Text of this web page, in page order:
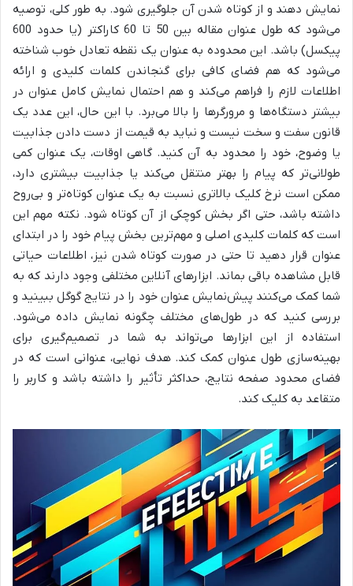
نمایش دهند و از کوتاه شدن آن جلوگیری شود. به طور کلی، توصیه
می‌شود که طول عنوان مقاله بین 50 تا 60 کاراکتر (یا حدود 600
پیکسل) باشد. این محدوده به عنوان یک نقطه تعادل خوب شناخته
می‌شود که هم فضای کافی برای گنجاندن کلمات کلیدی و ارائه
اطلاعات لازم را فراهم می‌کند و هم احتمال نمایش کامل عنوان در
بیشتر دستگاه‌ها و مرورگرها را بالا می‌برد. با این حال، این عدد یک
قانون سفت و سخت نیست و نباید به قیمت از دست دادن جذابیت
یا وضوح، خود را محدود به آن کنید. گاهی اوقات، یک عنوان کمی
طولانی‌تر که پیام را بهتر منتقل می‌کند یا جذابیت بیشتری دارد،
ممکن است نرخ کلیک بالاتری نسبت به یک عنوان کوتاه‌تر و بی‌روح
داشته باشد، حتی اگر بخش کوچکی از آن کوتاه شود. نکته مهم این
است که کلمات کلیدی اصلی و مهم‌ترین بخش پیام خود را در ابتدای
عنوان قرار دهید تا حتی در صورت کوتاه شدن نیز، اطلاعات حیاتی
قابل مشاهده باقی بماند. ابزارهای آنلاین مختلفی وجود دارند که به
شما کمک می‌کنند پیش‌نمایش عنوان خود را در نتایج گوگل ببینید و
بررسی کنید که در طول‌های مختلف چگونه نمایش داده می‌شود.
استفاده از این ابزارها می‌تواند به شما در تصمیم‌گیری برای
بهینه‌سازی طول عنوان کمک کند. هدف نهایی، عنوانی است که در
فضای محدود صفحه نتایج، حداکثر تأثیر را داشته باشد و کاربر را
متقاعد به کلیک کند.